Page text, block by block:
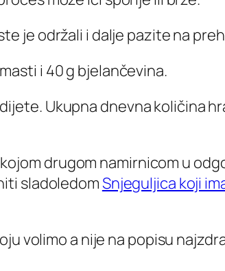
je održali i dalje pazite na
i 40 g bjelančevina.
Ukupna dnevna količina
drugom namirnicom u
sladoledomSnjeguljica koji
volimo a nije na popisu